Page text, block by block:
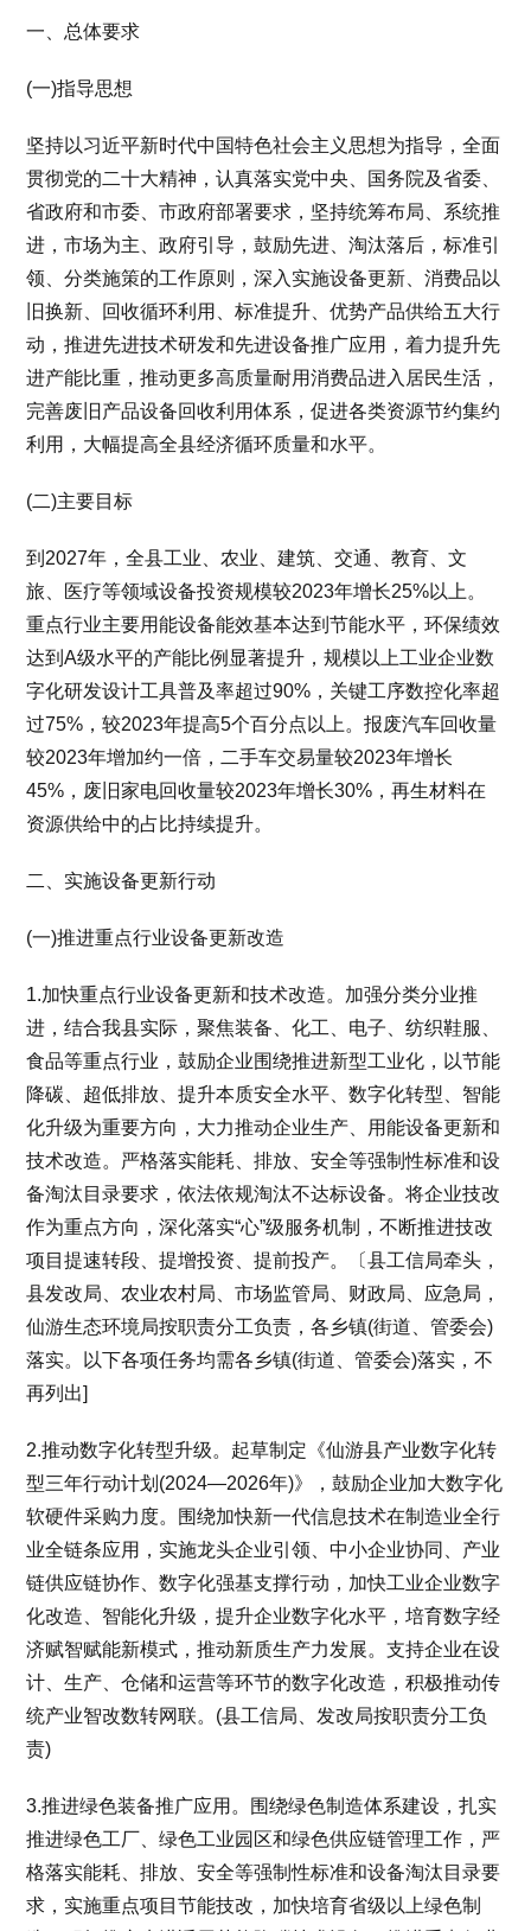
一、总体要求
(一)指导思想
坚持以习近平新时代中国特色社会主义思想为指导，全面
贯彻党的二十大精神，认真落实党中央、国务院及省委、
省政府和市委、市政府部署要求，坚持统筹布局、系统推
进，市场为主、政府引导，鼓励先进、淘汰落后，标准引
领、分类施策的工作原则，深入实施设备更新、消费品以
旧换新、回收循环利用、标准提升、优势产品供给五大行
动，推进先进技术研发和先进设备推广应用，着力提升先
进产能比重，推动更多高质量耐用消费品进入居民生活，
完善废旧产品设备回收利用体系，促进各类资源节约集约
利用，大幅提高全县经济循环质量和水平。
(二)主要目标
到2027年，全县工业、农业、建筑、交通、教育、文
旅、医疗等领域设备投资规模较2023年增长25%以上。
重点行业主要用能设备能效基本达到节能水平，环保绩效
达到A级水平的产能比例显著提升，规模以上工业企业数
字化研发设计工具普及率超过90%，关键工序数控化率超
过75%，较2023年提高5个百分点以上。报废汽车回收量
较2023年增加约一倍，二手车交易量较2023年增长
45%，废旧家电回收量较2023年增长30%，再生材料在
资源供给中的占比持续提升。
二、实施设备更新行动
(一)推进重点行业设备更新改造
1.加快重点行业设备更新和技术改造。加强分类分业推
进，结合我县实际，聚焦装备、化工、电子、纺织鞋服、
食品等重点行业，鼓励企业围绕推进新型工业化，以节能
降碳、超低排放、提升本质安全水平、数字化转型、智能
化升级为重要方向，大力推动企业生产、用能设备更新和
技术改造。严格落实能耗、排放、安全等强制性标准和设
备淘汰目录要求，依法依规淘汰不达标设备。将企业技改
作为重点方向，深化落实“心”级服务机制，不断推进技改
项目提速转段、提增投资、提前投产。〔县工信局牵头，
县发改局、农业农村局、市场监管局、财政局、应急局，
仙游生态环境局按职责分工负责，各乡镇(街道、管委会)
落实。以下各项任务均需各乡镇(街道、管委会)落实，不
再列出]
2.推动数字化转型升级。起草制定《仙游县产业数字化转
型三年行动计划(2024—2026年)》，鼓励企业加大数字化
软硬件采购力度。围绕加快新一代信息技术在制造业全行
业全链条应用，实施龙头企业引领、中小企业协同、产业
链供应链协作、数字化强基支撑行动，加快工业企业数字
化改造、智能化升级，提升企业数字化水平，培育数字经
济赋智赋能新模式，推动新质生产力发展。支持企业在设
计、生产、仓储和运营等环节的数字化改造，积极推动传
统产业智改数转网联。(县工信局、发改局按职责分工负
责)
3.推进绿色装备推广应用。围绕绿色制造体系建设，扎实
推进绿色工厂、绿色工业园区和绿色供应链管理工作，严
格落实能耗、排放、安全等强制性标准和设备淘汰目录要
求，实施重点项目节能技改，加快培育省级以上绿色制